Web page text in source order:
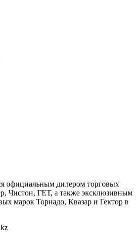
официальным дилером торговых
Чистон, ГЕТ, а также эксклюзивным
марок Торнадо, Квазар и Гектор в